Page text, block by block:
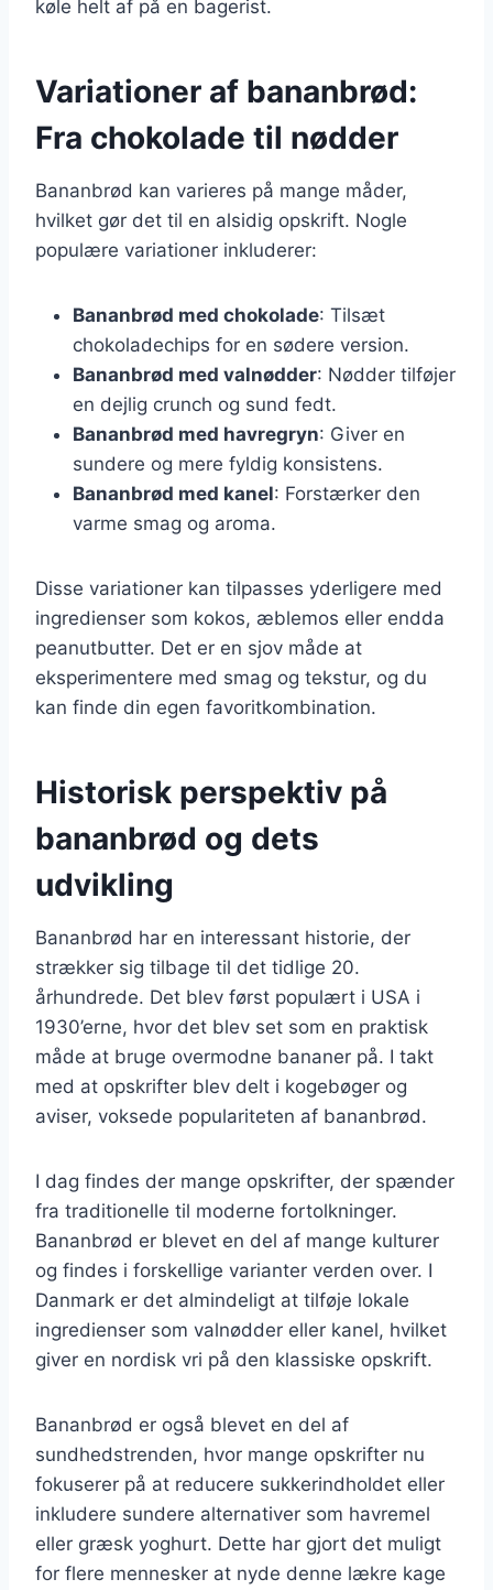
køle helt af på en bagerist.
Variationer af bananbrød:
Fra chokolade til nødder
Bananbrød kan varieres på mange måder,
hvilket gør det til en alsidig opskrift. Nogle
populære variationer inkluderer:
Bananbrød med chokolade: Tilsæt
chokoladechips for en sødere version.
Bananbrød med valnødder: Nødder tilføjer
en dejlig crunch og sund fedt.
Bananbrød med havregryn: Giver en
sundere og mere fyldig konsistens.
Bananbrød med kanel: Forstærker den
varme smag og aroma.
Disse variationer kan tilpasses yderligere med
ingredienser som kokos, æblemos eller endda
peanutbutter. Det er en sjov måde at
eksperimentere med smag og tekstur, og du
kan finde din egen favoritkombination.
Historisk perspektiv på
bananbrød og dets
udvikling
Bananbrød har en interessant historie, der
strækker sig tilbage til det tidlige 20.
århundrede. Det blev først populært i USA i
1930’erne, hvor det blev set som en praktisk
måde at bruge overmodne bananer på. I takt
med at opskrifter blev delt i kogebøger og
aviser, voksede populariteten af bananbrød.
I dag findes der mange opskrifter, der spænder
fra traditionelle til moderne fortolkninger.
Bananbrød er blevet en del af mange kulturer
og findes i forskellige varianter verden over. I
Danmark er det almindeligt at tilføje lokale
ingredienser som valnødder eller kanel, hvilket
giver en nordisk vri på den klassiske opskrift.
Bananbrød er også blevet en del af
sundhedstrenden, hvor mange opskrifter nu
fokuserer på at reducere sukkerindholdet eller
inkludere sundere alternativer som havremel
eller græsk yoghurt. Dette har gjort det muligt
for flere mennesker at nyde denne lækre kage